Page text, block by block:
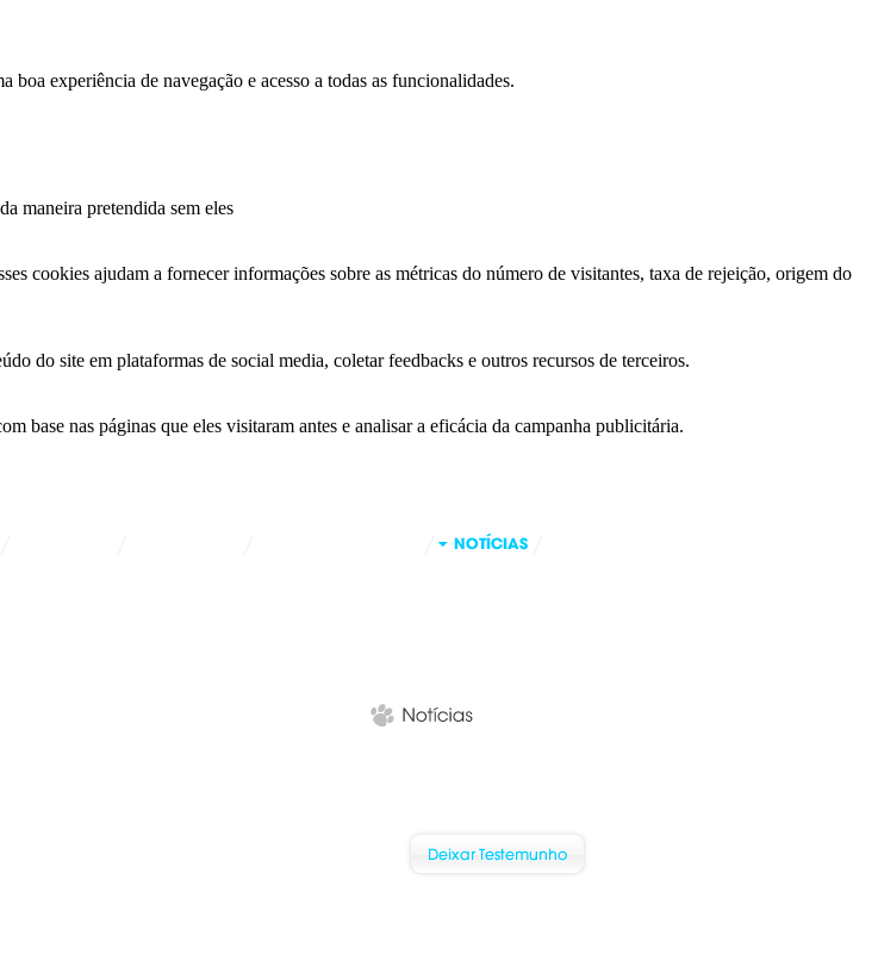
experiência de navegação e acesso a todas as funcionalidades.
maneira pretendida sem eles
cookies ajudam a fornecer informações sobre as métricas do número de visitantes, taxa de rejeição, origem do
do site em plataformas de social media, coletar feedbacks e outros recursos de terceiros.
base nas páginas que eles visitaram antes e analisar a eficácia da campanha publicitária.